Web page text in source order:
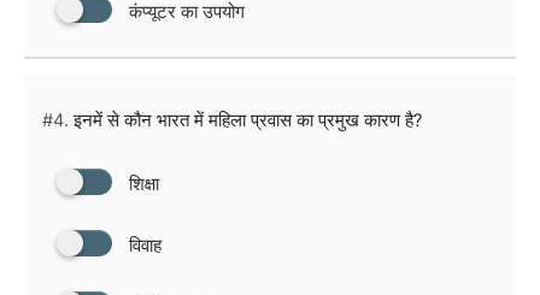
कंप्यूटर का उपयोग
#4. इनमें से कौन भारत में महिला प्रवास का प्रमुख कारण है?
शिक्षा
विवाह